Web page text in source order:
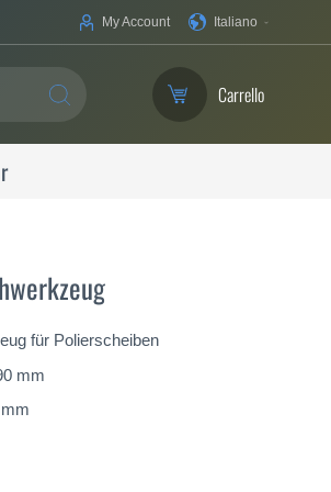
La
Italiano
My Account
SEARCH Carrello
für Polierscheiben
mm